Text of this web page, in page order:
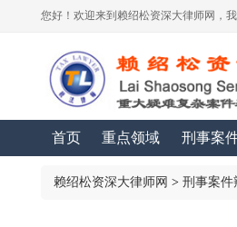
您好！欢迎来到赖绍松资深大律师网，
首页 重点领域 刑事案
赖绍松资深大律师网 > 刑事案件